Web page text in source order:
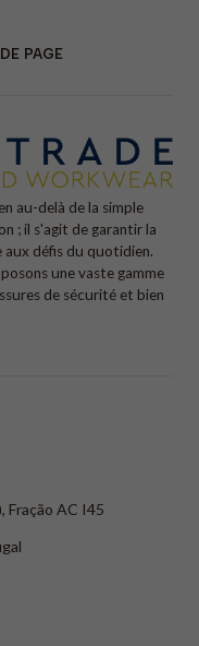
PAGE
au-delà de la simple
; il s'agit de garantir la
aux défis du quotidien.
une vaste gamme
de sécurité et bien
Fração AC I45